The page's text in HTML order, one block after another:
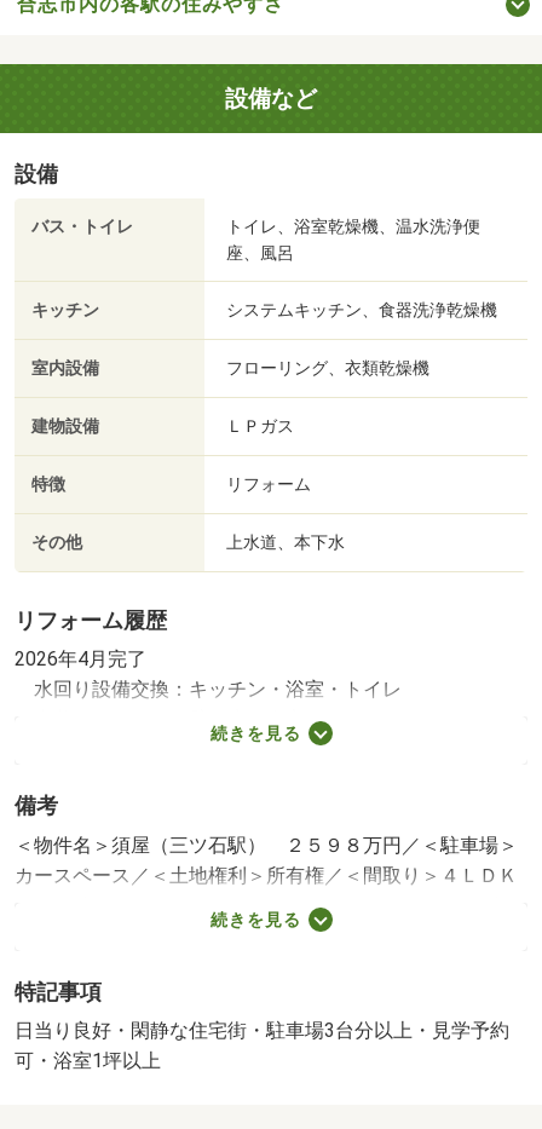
設備など
設備
バス・トイレ
トイレ、浴室乾燥機、温水洗浄便
座、風呂
キッチン システムキッチン、食器洗浄乾燥機
室内設備 フローリング、衣類乾燥機
建物設備 ＬＰガス
特徴 リフォーム
その他 上水道、本下水
リフォーム履歴
2026年4月完了
水回り設備交換：キッチン・浴室・トイレ
内装リフォーム：壁・床・全室
※年月は一番古いリフォーム箇所を表します
続きを見る
備考
＜物件名＞須屋（三ツ石駅） ２５９８万円／＜駐車場＞
カースペース／＜土地権利＞所有権／＜間取り＞４ＬＤＫ
＋Ｓ（納戸）／＜リフォーム＞●リフォーム：２０２６年
４月完了（水回り設備交換：キッチン・浴室・トイレ、内
の他リフォーム：外壁・屋根）※年月は一番古いリフォー
ム箇所を表します／＜特徴＞ＬＤＫ約３０帖！ランドリー
ルーム・パントリー完備の４ＳＬＤＫ！２方向駐車可、駐
続きを見る
特記事項
日当り良好・閑静な住宅街・駐車場3台分以上・見学予約
可・浴室1坪以上